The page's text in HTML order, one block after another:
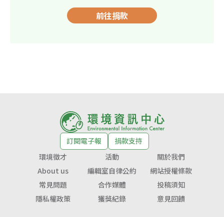
前往捐款
訂閱電子報
捐款支持
環境徵才
活動
關於我們
About us
編輯室自律公約
網站授權條款
常見問題
合作媒體
投稿須知
隱私權政策
獲獎紀錄 意見回饋